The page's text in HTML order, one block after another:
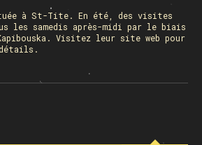
à St-Tite. En été, des visites
les samedis après-midi par le biais
Visitez leur site web pour